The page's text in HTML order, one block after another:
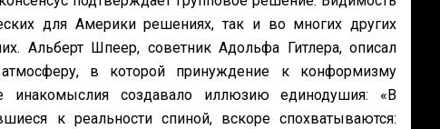
для Америки решениях, так и во многих других
Альберт Шпеер, советник Адольфа Гитлера, описал
в которой принуждение к конформизму
инакомыслия создавало иллюзию единодушия: «В
к реальности спиной, вскоре спохватываются: